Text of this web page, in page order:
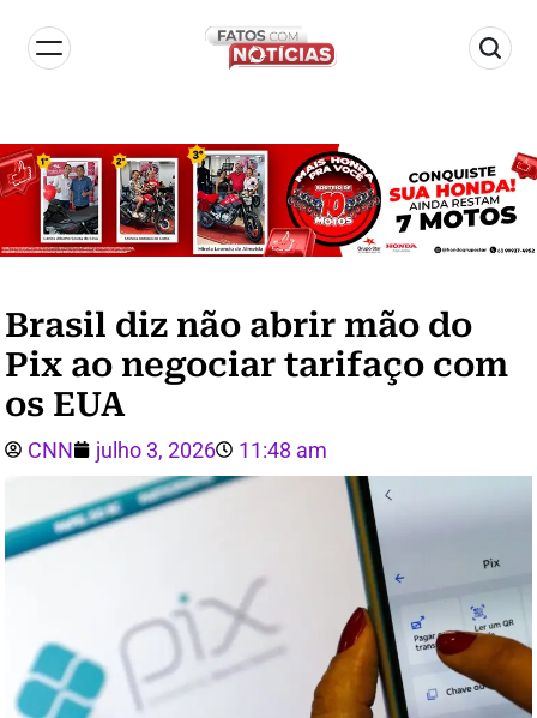
Brasil diz não abrir mão do
Pix ao negociar tarifaço com
os EUA
CNN julho 3, 2026 11:48 am